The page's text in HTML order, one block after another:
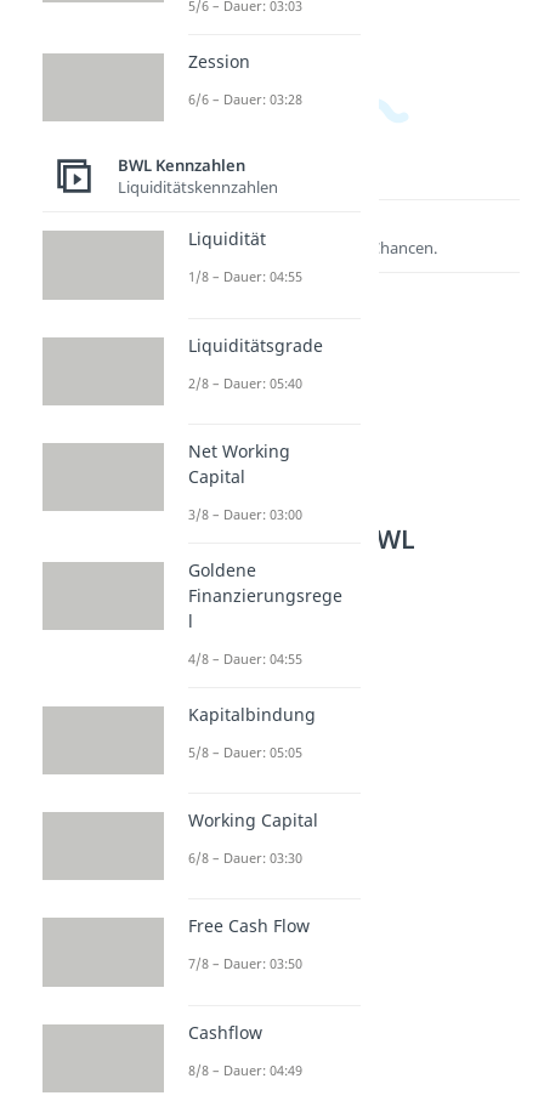
Entdecke hier deine Chancen.
Weitere Inhalte: BWL
Kennzahlen
Bilanzkennzahlen
Bilanzkennzahlen
Dauer: 06:37
Dauer: 03:40
Gezeichnetes Kapital
Dauer: 05:21
Anlagenintensität
Betriebsergebnis
Dauer: 04:26
5/6 – Dauer: 03:03
Zession
6/6 – Dauer: 03:28
BWL Kennzahlen
Liquiditätskennzahlen
Liquidität
1/8 – Dauer: 04:55
Liquiditätsgrade
2/8 – Dauer: 05:40
Net Working
Capital
3/8 – Dauer: 03:00
Goldene
Finanzierungsrege
l
4/8 – Dauer: 04:55
Kapitalbindung
5/8 – Dauer: 05:05
Working Capital
6/8 – Dauer: 03:30
Free Cash Flow
7/8 – Dauer: 03:50
Cashflow
8/8 – Dauer: 04:49